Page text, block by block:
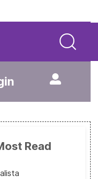
Read